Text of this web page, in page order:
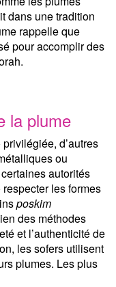
dans une tradition
rappelle que
pour accomplir des
la plume
d’autres
ou
autorités
les formes
poskim
des méthodes
et l’authenticité de
les sofers utilisent
plumes. Les plus